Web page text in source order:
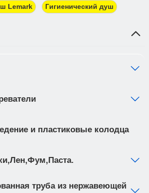
доверенность от фирмы-
Lemark Гигиенический душ
и пластиковые колодца
труба из нержавеющей